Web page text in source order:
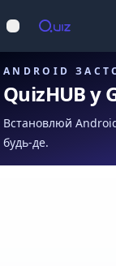
Відкрити меню
ANDROID
QuizHUB у
Встановлюй Android
будь-де.